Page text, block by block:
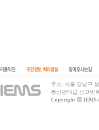
주소: 서울 강남구
통신판매업 신고번
Copyright ⓒ IEMS